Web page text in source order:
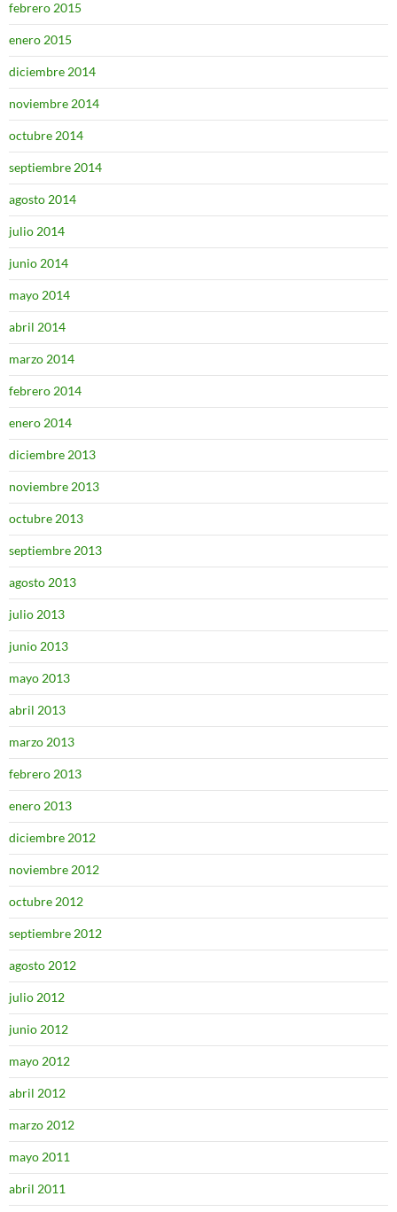
febrero 2015
enero 2015
diciembre 2014
noviembre 2014
octubre 2014
septiembre 2014
agosto 2014
julio 2014
junio 2014
mayo 2014
abril 2014
marzo 2014
febrero 2014
enero 2014
diciembre 2013
noviembre 2013
octubre 2013
septiembre 2013
agosto 2013
julio 2013
junio 2013
mayo 2013
abril 2013
marzo 2013
febrero 2013
enero 2013
diciembre 2012
noviembre 2012
octubre 2012
septiembre 2012
agosto 2012
julio 2012
junio 2012
mayo 2012
abril 2012
marzo 2012
mayo 2011
abril 2011